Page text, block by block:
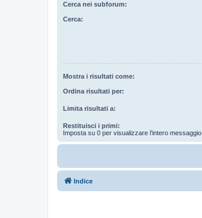
Cerca nei subforum:
Cerca:
Mostra i risultati come:
Ordina risultati per:
Limita risultati a:
Restituisci i primi:
Imposta su 0 per visualizzare l’intero messaggio.
Indice